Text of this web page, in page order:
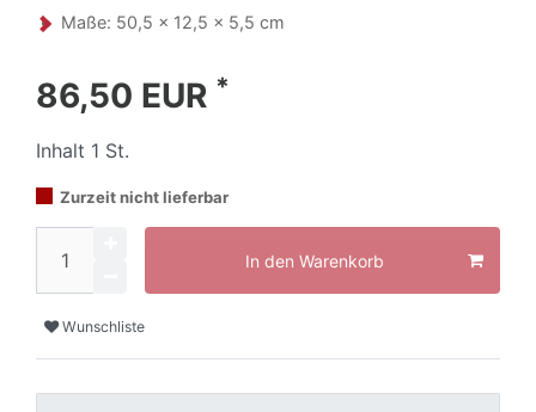
Maße: 50,5 x 12,5 x 5,5 cm
86,50 EUR *
Inhalt 1 St.
Zurzeit nicht lieferbar
In den Warenkorb
Wunschliste